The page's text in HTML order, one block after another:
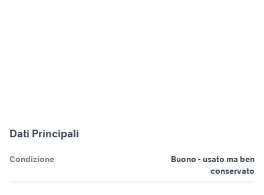
Dati Principali
Condizione
Buono - usato ma ben
conservato